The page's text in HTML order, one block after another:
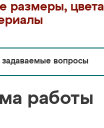
размеры, цвета
задаваемые вопросы
работы